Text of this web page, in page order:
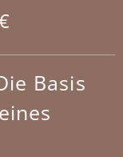
Basis